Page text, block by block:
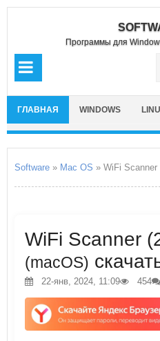
Программы для
ГЛАВНАЯ WINDOWS
Software » Mac OS » WiFi Scanner
WiFi Scanner
(macOS)
22-янв, 2024, 11:09 454